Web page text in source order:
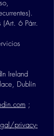
(Art. 6 Párr.
Ireland
Dublín
;
privacy-